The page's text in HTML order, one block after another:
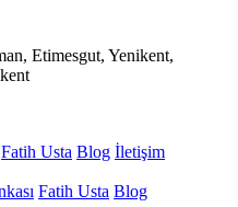
Etimesgut, Yenikent,
Fatih Usta Blog İletişim
Fatih Usta Blog